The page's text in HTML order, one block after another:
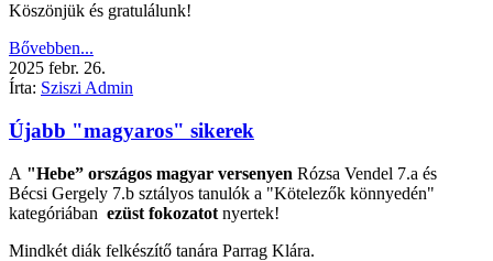
Köszönjük és gratulálunk!
Bővebben...
2025 febr. 26.
Írta: Sziszi Admin
Újabb "magyaros" sikerek
A "Hebe” országos magyar versenyen Rózsa Vendel 7.a és
Bécsi Gergely 7.b sztályos tanulók a "Kötelezők könnyedén"
kategóriában ezüst fokozatot nyertek!
Mindkét diák felkészítő tanára Parrag Klára.